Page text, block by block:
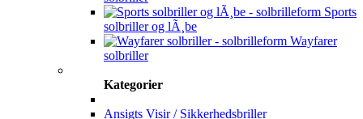
Sports
solbriller og lÃ¸be
Wayfarer
solbriller
Kategorier
Ansigts Visir / Sikkerhedsbriller